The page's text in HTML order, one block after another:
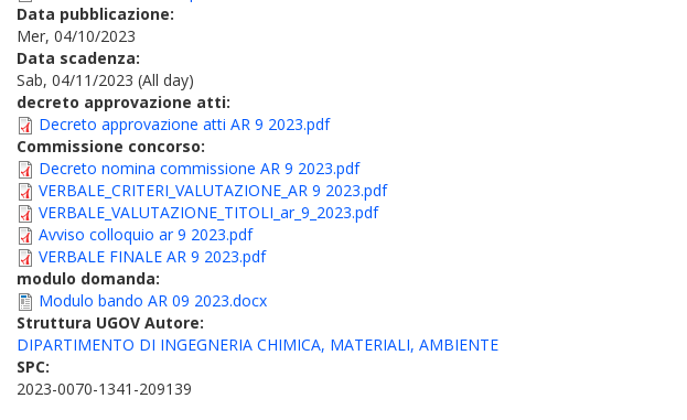
Data pubblicazione:
Mer, 04/10/2023
Data scadenza:
Sab, 04/11/2023 (All day)
decreto approvazione atti:
Decreto approvazione atti AR 9 2023.pdf
Commissione concorso:
Decreto nomina commissione AR 9 2023.pdf
VERBALE_CRITERI_VALUTAZIONE_AR 9 2023.pdf
VERBALE_VALUTAZIONE_TITOLI_ar_9_2023.pdf
Avviso colloquio ar 9 2023.pdf
VERBALE FINALE AR 9 2023.pdf
modulo domanda:
Modulo bando AR 09 2023.docx
Struttura UGOV Autore:
DIPARTIMENTO DI INGEGNERIA CHIMICA, MATERIALI, AMBIENTE
SPC:
2023-0070-1341-209139